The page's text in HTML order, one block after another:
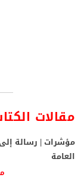
مقالات
مؤشرات | رسالة
العامة